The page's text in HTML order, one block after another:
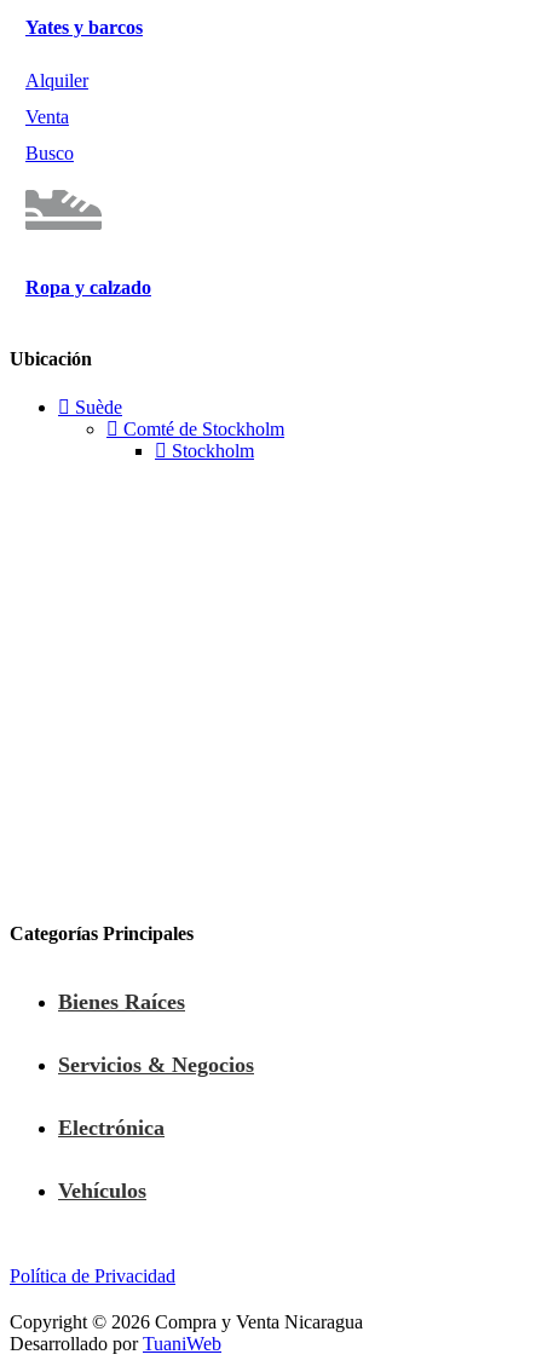
Yates y barcos
Alquiler
Venta
Busco
Ropa y calzado
Ubicación
Suède
Comté de Stockholm
Stockholm
Categorías Principales
Bienes Raíces
Servicios & Negocios
Electrónica
Vehículos
Política de Privacidad
Copyright © 2026 Compra y Venta Nicaragua
Desarrollado porTuaniWeb